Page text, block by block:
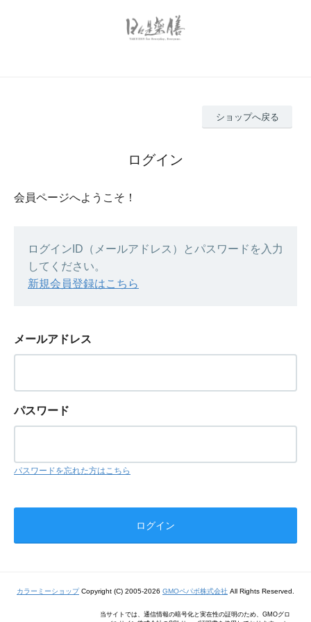
ショップへ戻る
ログイン
会員ページへようこそ！
ログインID（メールアドレス）とパスワードを入力
してください。
新規会員登録はこちら
メールアドレス
パスワード
パスワードを忘れた方はこちら
カラーミーショップCopyright (C) 2005-2026 GMOペパボ株式会社 All Rights Reserved.
当サイトでは、通信情報の暗号化と実在性の証明のため、GMOグロ